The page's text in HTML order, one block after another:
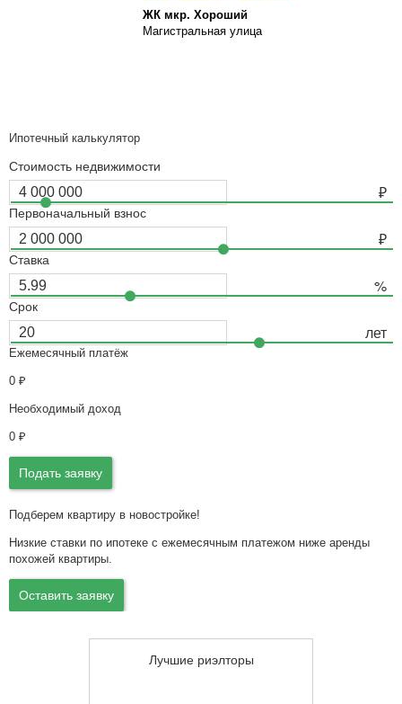
ЖК мкр. Хороший
Магистральная улица
Ипотечный калькулятор
Стоимость недвижимости
Первоначальный взнос
Ставка
Срок
Ежемесячный платёж
0 ₽
Необходимый доход
0 ₽
Подать заявку
Подберем квартиру в новостройке!
Низкие ставки по ипотеке с ежемесячным платежом ниже аренды
похожей квартиры.
Оставить заявку
Лучшие риэлторы